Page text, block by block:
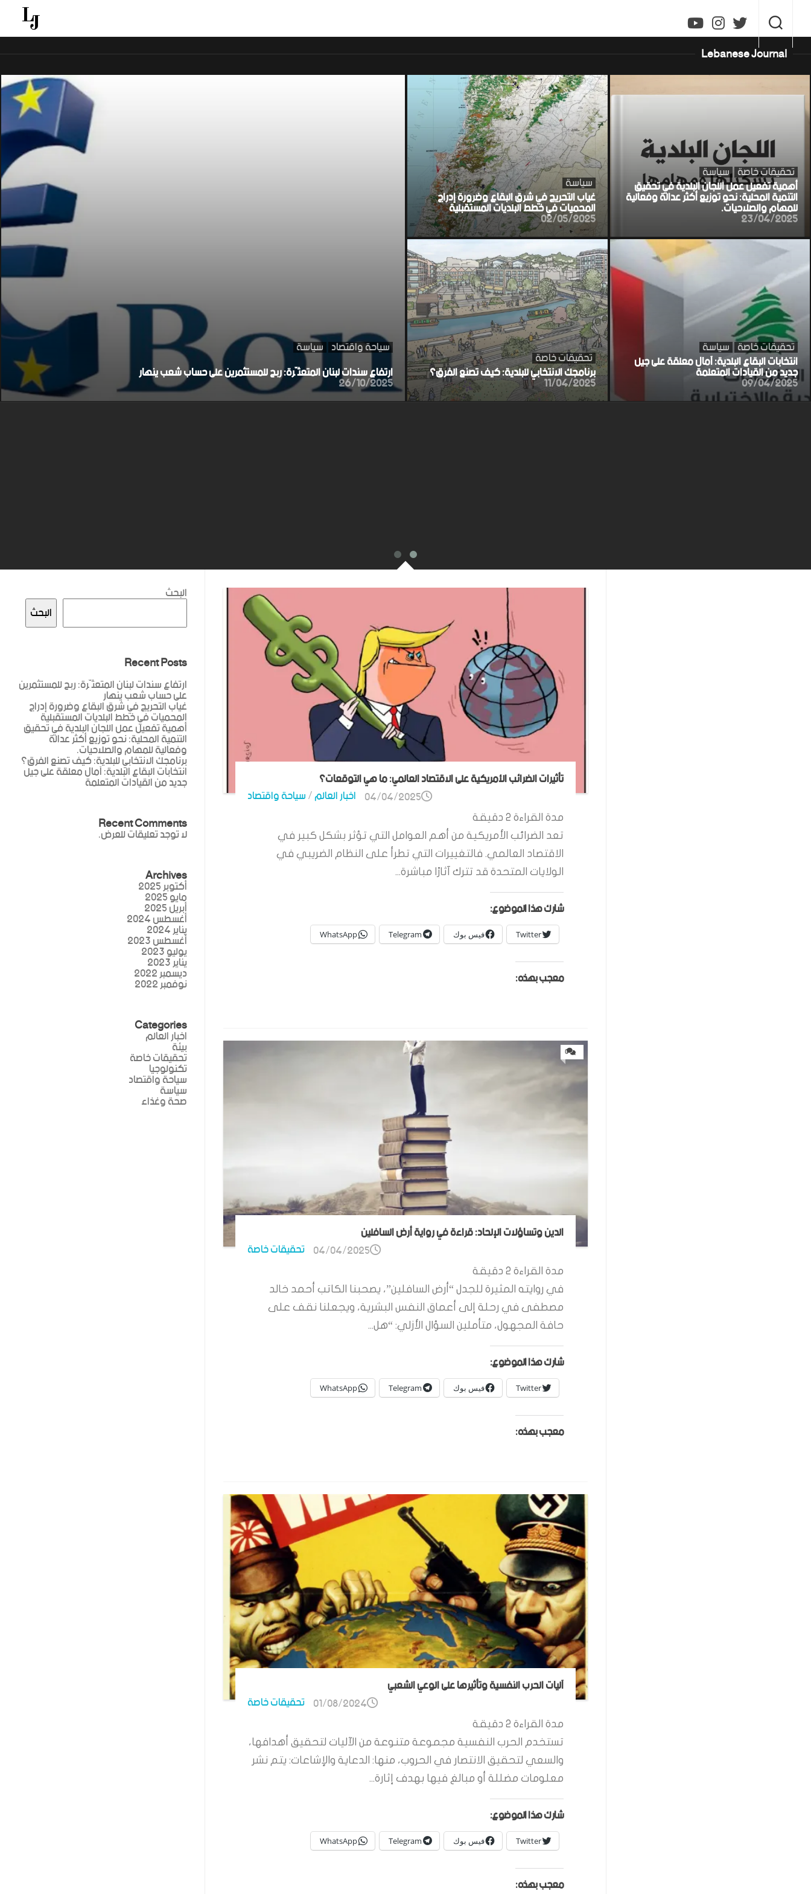
content
Lebanese Journal
سياحة واقتصاد سياسة
ارتفاع سندات لبنان المتعثّرة: ربح للمستثمرين على حساب شعب ينهار
26/10/2025
سياسة
غياب التحريج في شرق البقاع وضرورة إدراج
المحميات في خطط البلديات المستقبلية
02/05/2025
تحقيقات خاصة سياسة
أهمية تفعيل عمل اللجان البلدية في تحقيق
التنمية المحلية: نحو توزيع أكثر عدالة وفعالية
للمهام والصلاحيات.
23/04/2025
تحقيقات خاصة
برنامجك الانتخابي للبلدية: كيف تصنع الفرق؟
11/04/2025
تحقيقات خاصة سياسة
انتخابات البقاع البلدية: آمال معلقة على جيل
جديد من القيادات المتعلمة
09/04/2025
تأثيرات الضرائب الأمريكية على الاقتصاد العالمي: ما هي التوقعات؟
اخبار العالم/سياحة واقتصاد 04/04/2025
مدة القراءة 2 دقيقة
تعد الضرائب الأمريكية من أهم العوامل التي تؤثر بشكل كبير في
الاقتصاد العالمي. فالتغييرات التي تطرأ على النظام الضريبي في
الولايات المتحدة قد تترك آثارًا مباشرة...
شارك هذا الموضوع:
Twitter فيس بوك Telegram
WhatsApp
معجب بهذه:
0
الدين وتساؤلات الإلحاد: قراءة في رواية أرض السافلين
تحقيقات خاصة 04/04/2025
مدة القراءة 2 دقيقة
في روايته المثيرة للجدل “أرض السافلين”، يصحبنا الكاتب أحمد خالد
مصطفى في رحلة إلى أعماق النفس البشرية، ويجعلنا نقف على
حافة المجهول، متأملين السؤال الأزلي: “هل...
شارك هذا الموضوع:
Twitter فيس بوك Telegram
WhatsApp
معجب بهذه:
آليات الحرب النفسية وتأثيرها على الوعي الشعبي
تحقيقات خاصة 01/08/2024
مدة القراءة 2 دقيقة
تستخدم الحرب النفسية مجموعة متنوعة من الآليات لتحقيق أهدافها،
والسعي لتحقيق الانتصار في الحروب، منها: الدعاية والإشاعات: يتم نشر
معلومات مضللة أو مبالغ فيها بهدف إثارة...
شارك هذا الموضوع:
Twitter فيس بوك Telegram
WhatsApp
معجب بهذه:
البحث
البحث
Recent Posts
ارتفاع سندات لبنان المتعثّرة: ربح للمستثمرين
على حساب شعب ينهار
غياب التحريج في شرق البقاع وضرورة إدراج
المحميات في خطط البلديات المستقبلية
أهمية تفعيل عمل اللجان البلدية في تحقيق
التنمية المحلية: نحو توزيع أكثر عدالة
وفعالية للمهام والصلاحيات.
برنامجك الانتخابي للبلدية: كيف تصنع الفرق؟
انتخابات البقاع البلدية: آمال معلقة على جيل
جديد من القيادات المتعلمة
Recent Comments
لا توجد تعليقات للعرض.
Archives
أكتوبر 2025
مايو 2025
أبريل 2025
أغسطس 2024
يناير 2024
أغسطس 2023
يوليو 2023
يناير 2023
ديسمبر 2022
نوفمبر 2022
Categories
اخبار العالم
بيئة
تحقيقات خاصة
تكنولوجيا
سياحة واقتصاد
سياسة
صحة وغذاء